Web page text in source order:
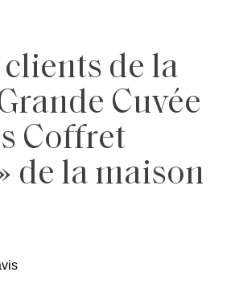
de la
Cuvée
Coffret
de la maison